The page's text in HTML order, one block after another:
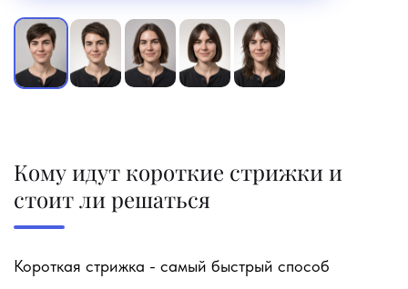
Кому идут короткие стрижки и
стоит ли решаться
Короткая стрижка - самый быстрый способ